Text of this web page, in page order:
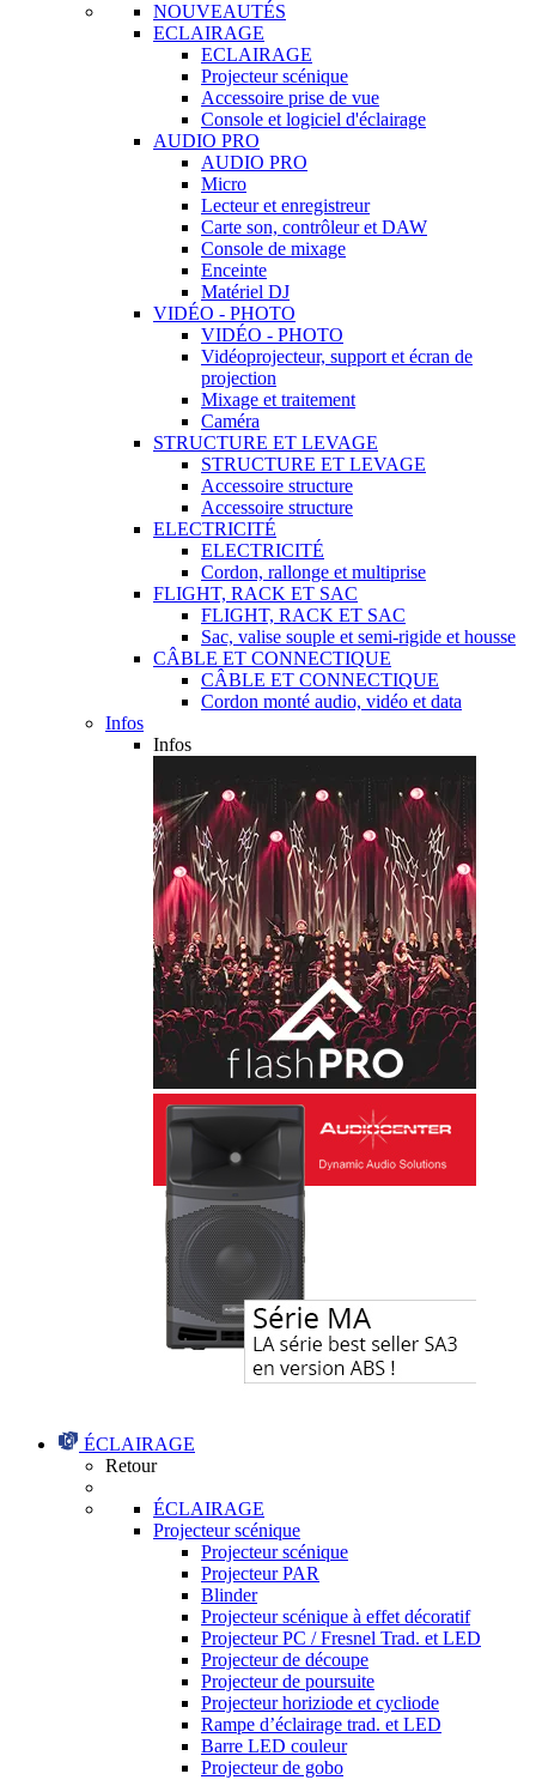
NOUVEAUTÉS
ECLAIRAGE
ECLAIRAGE
Projecteur scénique
Accessoire prise de vue
Console et logiciel d'éclairage
AUDIO PRO
AUDIO PRO
Micro
Lecteur et enregistreur
Carte son, contrôleur et DAW
Console de mixage
Enceinte
Matériel DJ
VIDÉO - PHOTO
VIDÉO - PHOTO
Vidéoprojecteur, support et écran de
projection
Mixage et traitement
Caméra
STRUCTURE ET LEVAGE
STRUCTURE ET LEVAGE
Accessoire structure
Accessoire structure
ELECTRICITÉ
ELECTRICITÉ
Cordon, rallonge et multiprise
FLIGHT, RACK ET SAC
FLIGHT, RACK ET SAC
Sac, valise souple et semi-rigide et housse
CÂBLE ET CONNECTIQUE
CÂBLE ET CONNECTIQUE
Cordon monté audio, vidéo et data
Infos
Infos
ÉCLAIRAGE
Retour
ÉCLAIRAGE
Projecteur scénique
Projecteur scénique
Projecteur PAR
Blinder
Projecteur scénique à effet décoratif
Projecteur PC / Fresnel Trad. et LED
Projecteur de découpe
Projecteur de poursuite
Projecteur horiziode et cycliode
Rampe d’éclairage trad. et LED
Barre LED couleur
Projecteur de gobo